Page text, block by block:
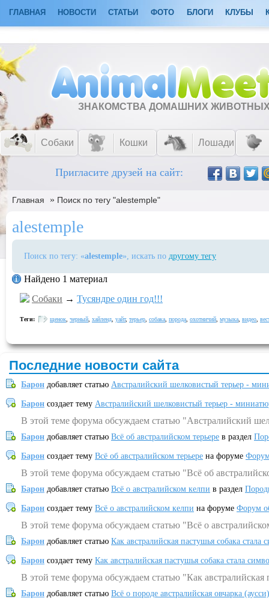
ГЛАВНАЯ НОВОСТИ СТАТЬИ ФОТО БЛОГИ КЛУБЫ
ЗНАКОМСТВА ДОМАШНИХ
Собаки Кошки Лошади
Пригласите друзей на сайт:
Главная » Поиск по тегу "alestemple"
alestemple
Поиск по тегу: «alestemple», искать по другому тегу
Найдено 1 материал
Собаки → Тусяндре один год!!!
Теги: щенок черный хайленд уайт, терьер собака порода охотничий музыка видео
Последние новости сайта
Барон добавляет статью Австралийский шелковистый терьер -
Барон создает тему Австралийский шелковистый терьер -
В этой теме форума обсуждаем статью "Австралийский
Барон добавляет статью Всё об австралийском терьере в раздел
Барон создает тему Всё об австралийском терьере на форуме
В этой теме форума обсуждаем статью "Всё об
Барон добавляет статью Всё о австралийском келпи в раздел
Барон создает тему Всё о австралийском келпи на форуме Форум
В этой теме форума обсуждаем статью "Всё о
Барон добавляет статью Как австралийская пастушья собака
Барон создает тему Как австралийская пастушья собака стала
В этой теме форума обсуждаем статью "Как
Барон добавляет статью Всё о породе австралийская овчарка (аусси)